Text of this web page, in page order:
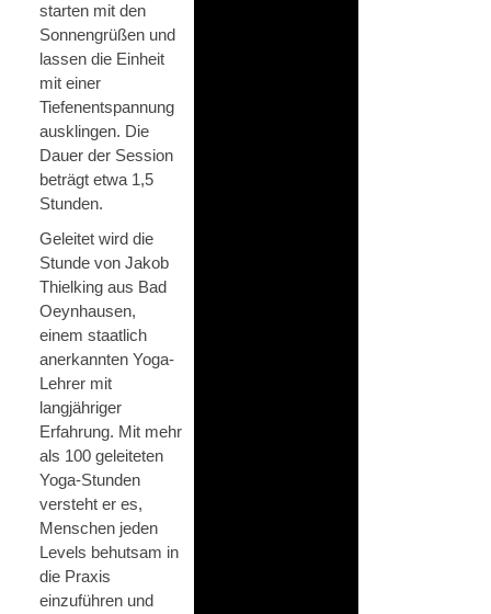
starten mit den
Sonnengrüßen und
lassen die Einheit
mit einer
Tiefenentspannung
ausklingen. Die
Dauer der Session
beträgt etwa 1,5
Stunden.
Geleitet wird die
Stunde von Jakob
Thielking aus Bad
Oeynhausen,
einem staatlich
anerkannten Yoga-
Lehrer mit
langjähriger
Erfahrung. Mit mehr
als 100 geleiteten
Yoga-Stunden
versteht er es,
Menschen jeden
Levels behutsam in
die Praxis
einzuführen und